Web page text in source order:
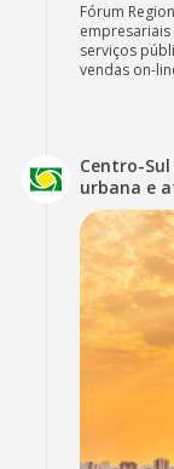
Fórum
serviços
vendas on-
Centro-
urbana e